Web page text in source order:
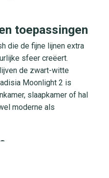
toepassingen
die de fijne lijnen extra
sfeer creëert.
de zwart-witte
Moonlight 2 is
slaapkamer of hal
moderne als
verfijnde selectie
patroon is zorgvuldig